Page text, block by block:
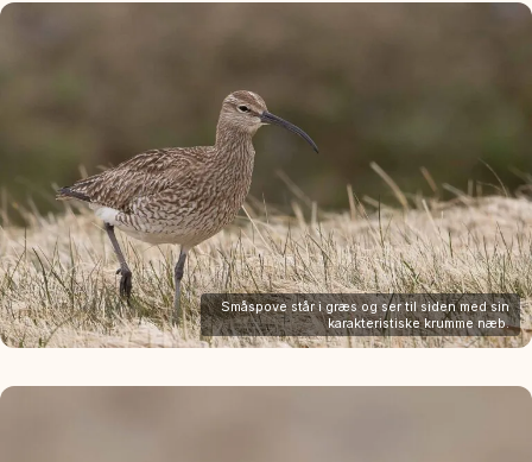
Småspove står i græs og ser til siden med sin
karakteristiske krumme næb.